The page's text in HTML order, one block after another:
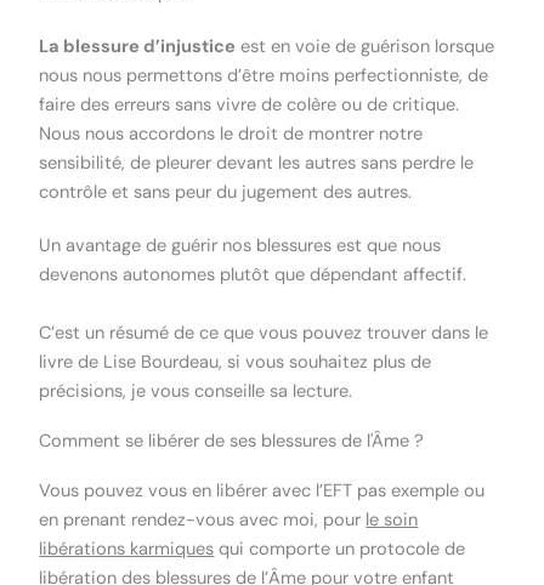
La blessure d’injustice est en voie de guérison lorsque
nous nous permettons d’être moins perfectionniste, de
faire des erreurs sans vivre de colère ou de critique.
Nous nous accordons le droit de montrer notre
sensibilité, de pleurer devant les autres sans perdre le
contrôle et sans peur du jugement des autres.
Un avantage de guérir nos blessures est que nous
devenons autonomes plutôt que dépendant affectif.
C’est un résumé de ce que vous pouvez trouver dans le
livre de Lise Bourdeau, si vous souhaitez plus de
précisions, je vous conseille sa lecture.
Comment se libérer de ses blessures de l'Âme ?
Vous pouvez vous en libérer avec l’EFT pas exemple ou
en prenant rendez-vous avec moi, pour le soin
libérations karmiques qui comporte un protocole de
libération des blessures de l’Âme pour votre enfant